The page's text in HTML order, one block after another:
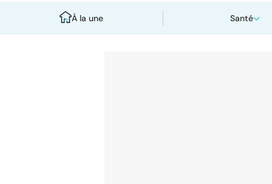
À la une Santé